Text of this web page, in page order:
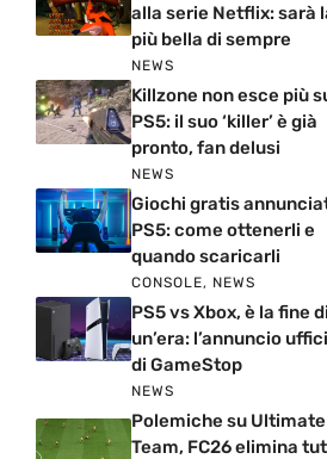
alla serie Netflix: sarà
più bella di sempre
NEWS
Killzone non esce più
PS5: il suo ‘killer’ è già
pronto, fan delusi
NEWS
Giochi gratis
PS5: come ottenerli e
quando scaricarli
CONSOLE, NEWS
PS5 vs Xbox, è la fine di
un’era: l’annuncio
di GameStop
NEWS
Polemiche su Ultimate
Team, FC26 elimina